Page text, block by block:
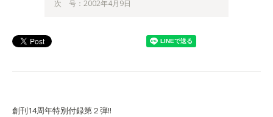
次 号：2002年4月9日
創刊14周年特別付録第２弾!!